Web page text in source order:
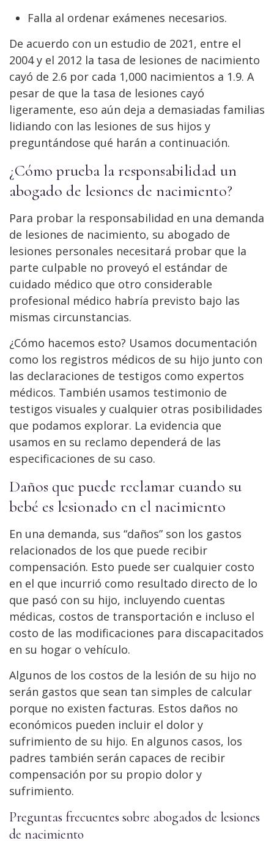
Falla al ordenar exámenes necesarios.
De acuerdo con un estudio de 2021, entre el
2004 y el 2012 la tasa de lesiones de nacimiento
cayó de 2.6 por cada 1,000 nacimientos a 1.9. A
pesar de que la tasa de lesiones cayó
ligeramente, eso aún deja a demasiadas familias
lidiando con las lesiones de sus hijos y
preguntándose qué harán a continuación.
¿Cómo prueba la responsabilidad un
abogado de lesiones de nacimiento?
Para probar la responsabilidad en una demanda
de lesiones de nacimiento, su abogado de
lesiones personales necesitará probar que la
parte culpable no proveyó el estándar de
cuidado médico que otro considerable
profesional médico habría previsto bajo las
mismas circunstancias.
¿Cómo hacemos esto? Usamos documentación
como los registros médicos de su hijo junto con
las declaraciones de testigos como expertos
médicos. También usamos testimonio de
testigos visuales y cualquier otras posibilidades
que podamos explorar. La evidencia que
usamos en su reclamo dependerá de las
especificaciones de su caso.
Daños que puede reclamar cuando su
bebé es lesionado en el nacimiento
En una demanda, sus “daños” son los gastos
relacionados de los que puede recibir
compensación. Esto puede ser cualquier costo
en el que incurrió como resultado directo de lo
que pasó con su hijo, incluyendo cuentas
médicas, costos de transportación e incluso el
costo de las modificaciones para discapacitados
en su hogar o vehículo.
Algunos de los costos de la lesión de su hijo no
serán gastos que sean tan simples de calcular
porque no existen facturas. Estos daños no
económicos pueden incluir el dolor y
sufrimiento de su hijo. En algunos casos, los
padres también serán capaces de recibir
compensación por su propio dolor y
sufrimiento.
Preguntas frecuentes sobre abogados de lesiones
de nacimiento